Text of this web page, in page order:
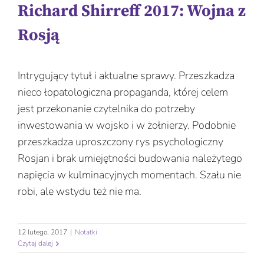
Richard Shirreff 2017: Wojna z
Rosją
Intrygujący tytuł i aktualne sprawy. Przeszkadza
nieco łopatologiczna propaganda, której celem
jest przekonanie czytelnika do potrzeby
inwestowania w wojsko i w żołnierzy. Podobnie
przeszkadza uproszczony rys psychologiczny
Rosjan i brak umiejętności budowania należytego
napięcia w kulminacyjnych momentach. Szału nie
robi, ale wstydu też nie ma.
12 lutego, 2017 | Notatki
Czytaj dalej